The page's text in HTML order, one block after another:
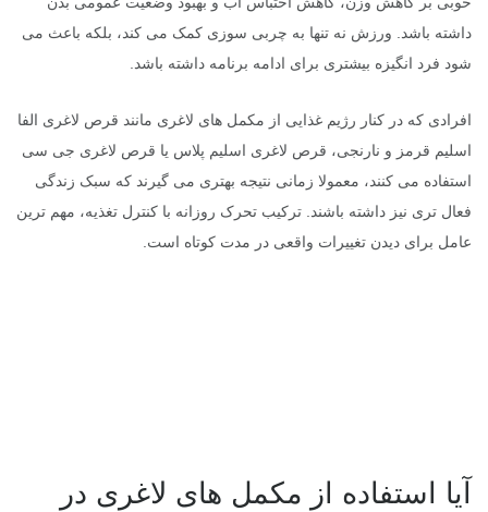
داشته باشد. ورزش نه تنها به چربی سوزی کمک می کند، بلکه باعث می
شود فرد انگیزه بیشتری برای ادامه برنامه داشته باشد.
افرادی که در کنار رژیم غذایی از مکمل های لاغری مانند قرص لاغری الفا
اسلیم قرمز و نارنجی، قرص لاغری اسلیم پلاس یا قرص لاغری جی سی
استفاده می کنند، معمولا زمانی نتیجه بهتری می گیرند که سبک زندگی
فعال تری نیز داشته باشند. ترکیب تحرک روزانه با کنترل تغذیه، مهم ترین
عامل برای دیدن تغییرات واقعی در مدت کوتاه است.
آیا استفاده از مکمل های لاغری در